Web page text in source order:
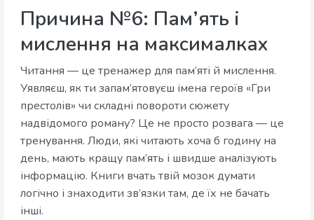
Причина №6: Пам’ять і
мислення на максималках
Читання — це тренажер для пам’яті й мислення.
Уявляєш, як ти запам’ятовуєш імена героїв «Гри
престолів» чи складні повороти сюжету
надвідомого роману? Це не просто розвага — це
тренування. Люди, які читають хоча б годину на
день, мають кращу пам’ять і швидше аналізують
інформацію. Книги вчать твій мозок думати
логічно і знаходити зв’язки там, де їх не бачать
інші.